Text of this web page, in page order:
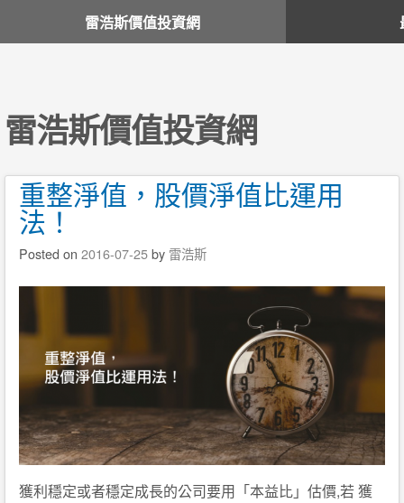
雷浩斯價值投資網
雷浩斯價值投資網
重整淨值，股價淨值比運用
法！
Posted on 2016-07-25by 雷浩斯
獲利穩定或者穩定成長的公司要用「本益比」估價,若 獲